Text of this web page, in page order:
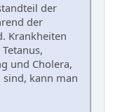
der
der
Krankheiten
und Cholera,
kann man